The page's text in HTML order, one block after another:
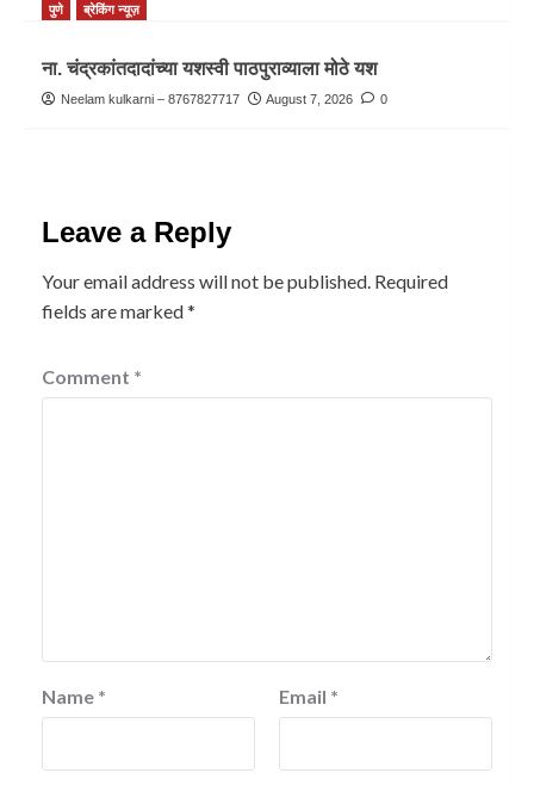
पुणे ब्रेकिंग न्यूज़
ना. चंद्रकांतदादांच्या यशस्वी पाठपुराव्याला मोठे यश
Neelam kulkarni – 8767827717 August 7, 2026 0
Leave a Reply
Your email address will not be published. Required
fields are marked*
Comment *
Name * Email *